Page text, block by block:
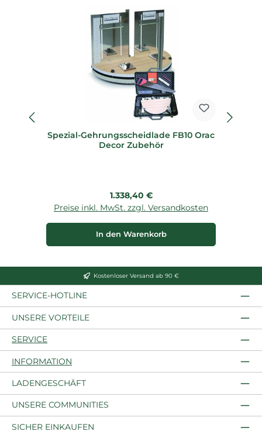
Spezial-Gehrungsscheidlade FB10 Orac
Decor Zubehör
Regulärer Preis:
1.338,40 €
Preise inkl. MwSt. zzgl. Versandkosten
In den Warenkorb
Kostenloser Versand ab 90 €
SERVICE-HOTLINE
UNSERE VORTEILE
SERVICE
INFORMATION
LADENGESCHÄFT
UNSERE COMMUNITIES
SICHER EINKAUFEN